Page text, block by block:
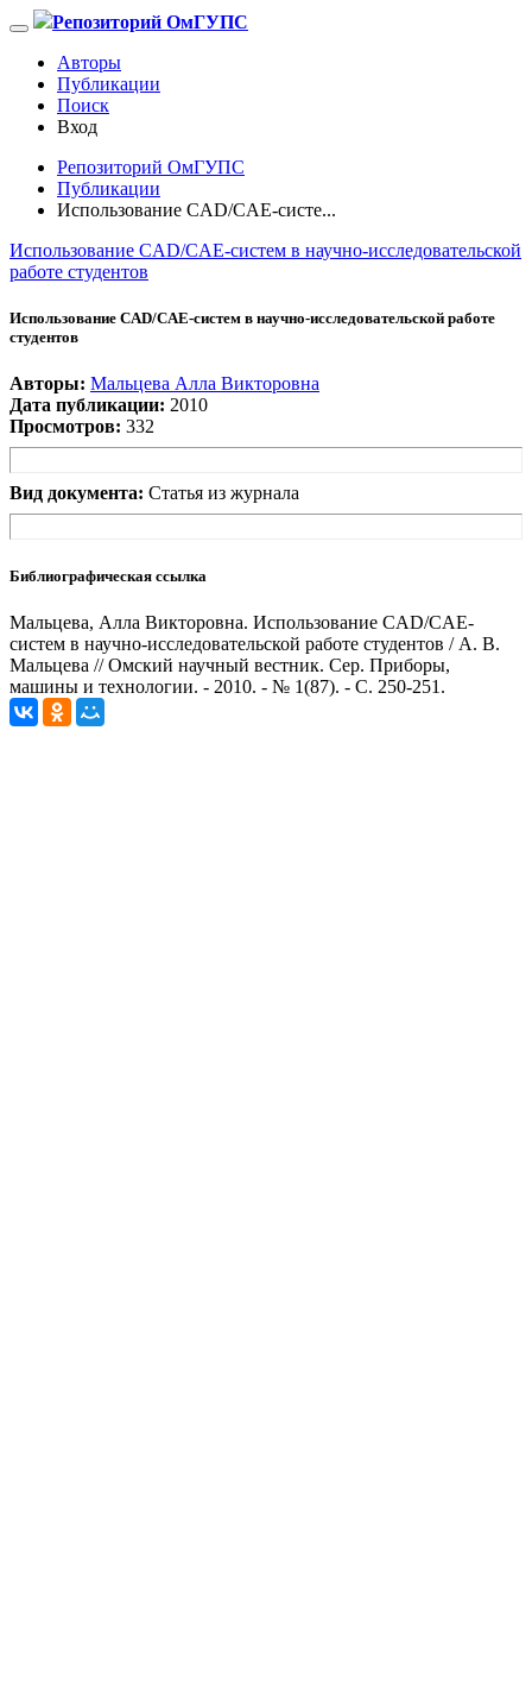
Репозиторий ОмГУПС
Авторы
Публикации
Поиск
Вход
Репозиторий ОмГУПС
Публикации
Использование CAD/CAE-систе...
Использование CAD/CAE-систем в научно-исследовательской
работе студентов
Использование CAD/CAE-систем в научно-исследовательской работе
студентов
Авторы: Мальцева Алла Викторовна
Дата публикации: 2010
Просмотров: 332
Вид документа: Статья из журнала
Библиографическая ссылка
Мальцева, Алла Викторовна. Использование CAD/CAE-
систем в научно-исследовательской работе студентов / А. В.
Мальцева // Омский научный вестник. Сер. Приборы,
машины и технологии. - 2010. - № 1(87). - С. 250-251.